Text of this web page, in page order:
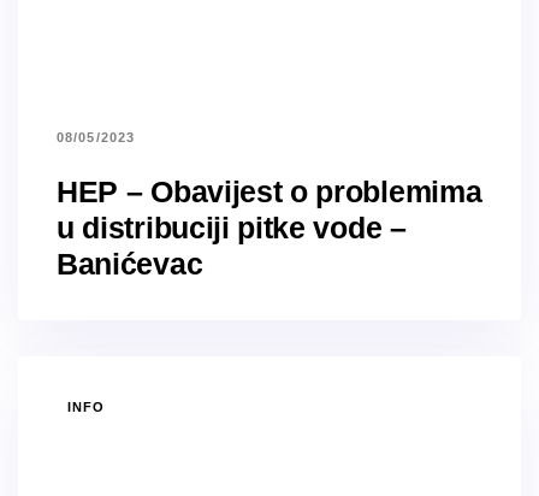
08/05/2023
HEP – Obavijest o problemima
u distribuciji pitke vode –
Banićevac
TAGS
INFO